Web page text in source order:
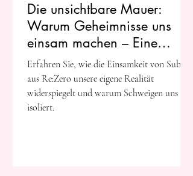
Die unsichtbare Mauer:
Warum Geheimnisse uns
einsam machen – Eine
Reflexion über Re:Zero
Erfahren Sie, wie die Einsamkeit von Subaru
aus Re:Zero unsere eigene Realität
widerspiegelt und warum Schweigen uns
isoliert.